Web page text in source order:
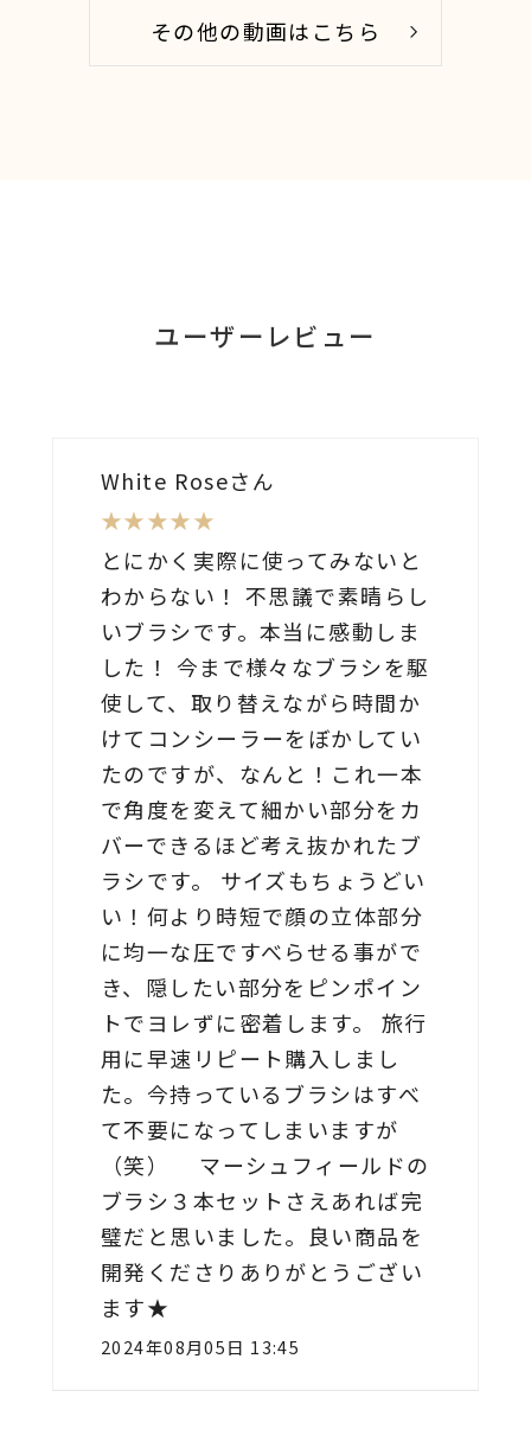
その他の動画はこちら
ユーザーレビュー
White Roseさん
★★★★★
とにかく実際に使ってみないと
わからない！ 不思議で素晴らし
いブラシです。本当に感動しま
した！ 今まで様々なブラシを駆
使して、取り替えながら時間か
けてコンシーラーをぼかしてい
たのですが、なんと！これ一本
で角度を変えて細かい部分をカ
バーできるほど考え抜かれたブ
ラシです。 サイズもちょうどい
い！何より時短で顔の立体部分
に均一な圧ですべらせる事がで
き、隠したい部分をピンポイン
トでヨレずに密着します。 旅行
用に早速リピート購入しまし
た。今持っているブラシはすべ
て不要になってしまいますが
（笑） マーシュフィールドの
ブラシ３本セットさえあれば完
璧だと思いました。良い商品を
開発くださりありがとうござい
ます★
2024年08月05日 13:45